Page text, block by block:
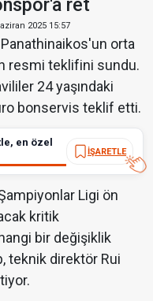
ret
2025 15:57
orta
resmi teklifini sundu.
24 yaşındaki
bonservis teklif etti.
en özel
İŞARETLE
Ligi ön
kritik
bir değişiklik
teknik direktör Rui